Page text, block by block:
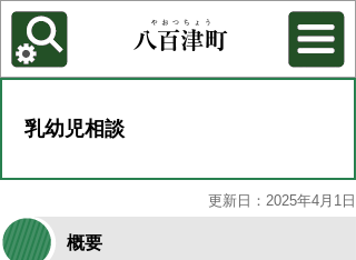
各種機能
背景色を変更する
乳幼児相談
更新日：2025年4月1日
概要